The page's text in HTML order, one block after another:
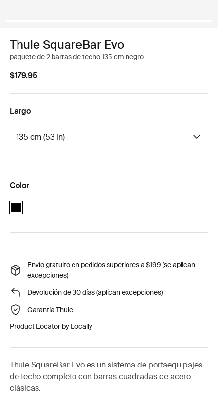
Thule SquareBar Evo
paquete de 2 barras de techo 135 cm negro
$179.95
Largo
Color
Envío gratuito en pedidos superiores a $199 (se aplican
excepciones)
Devolución de 30 días (aplican excepciones)
Garantía Thule
Product Locator by Locally
Thule SquareBar Evo es un sistema de portaequipajes
de techo completo con barras cuadradas de acero
clásicas.